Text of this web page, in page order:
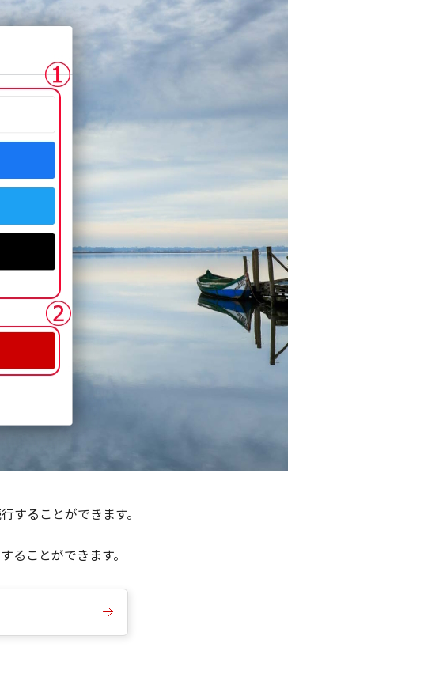
ることができます。
ことができます。